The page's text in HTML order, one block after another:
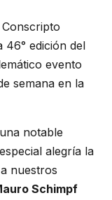
46° edición del
evento
semana en la
notable
alegría la
a nuestros
Schimpf